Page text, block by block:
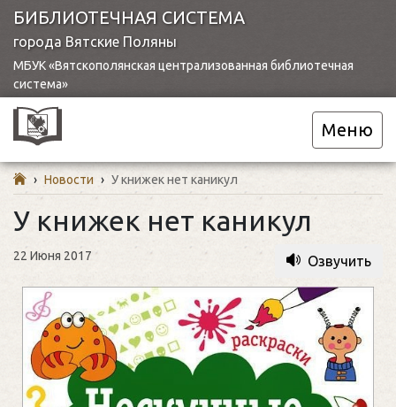
БИБЛИОТЕЧНАЯ СИСТЕМА
города Вятские Поляны
МБУК «Вятскополянская централизованная библиотечная
система»
Меню
› Новости › У книжек нет каникул
У книжек нет каникул
22 Июня 2017 Озвучить